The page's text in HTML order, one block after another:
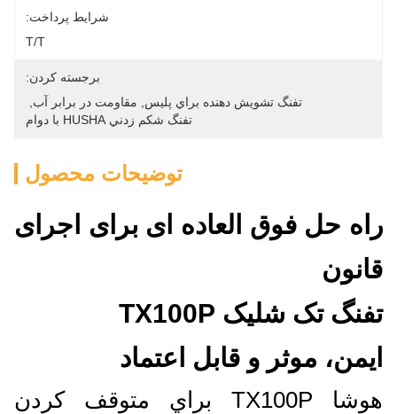
شرایط پرداخت:
T/T
برجسته کردن:
تفنگ تشويش دهنده براي پليس
مقاومت در برابر آب
تفنگ شكم زدني HUSHA با دوام
توضیحات محصول
راه حل فوق العاده ای برای اجرای
قانون
تفنگ تک شليک TX100P
ایمن، موثر و قابل اعتماد
هوشا TX100P براي متوقف کردن